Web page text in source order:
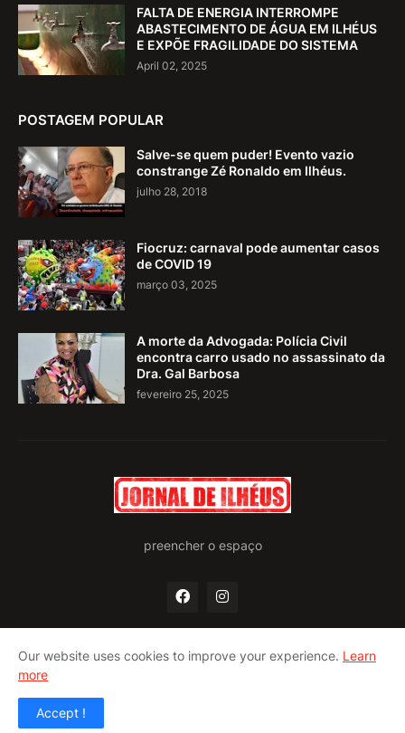
FALTA DE ENERGIA INTERROMPE
ABASTECIMENTO DE ÁGUA EM ILHÉUS
E EXPÕE FRAGILIDADE DO SISTEMA
April 02, 2025
POSTAGEM POPULAR
Salve-se quem puder! Evento vazio
constrange Zé Ronaldo em Ilhéus.
julho 28, 2018
Fiocruz: carnaval pode aumentar casos
de COVID 19
março 03, 2025
A morte da Advogada: Polícia Civil
encontra carro usado no assassinato da
Dra. Gal Barbosa
fevereiro 25, 2025
preencher o espaço
Home
Our website uses cookies to improve your experience. Learn
more
Accept !